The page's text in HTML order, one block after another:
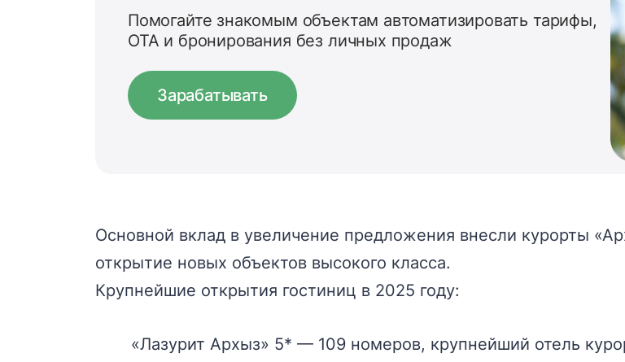
Помогайте знакомым объектам автоматизировать тарифы,
OTA и бронирования без личных продаж
Зарабатывать
Основной вклад в увеличение предложения внесли курорты
открытие новых объектов высокого класса.
Крупнейшие открытия гостиниц в 2025 году:
«Лазурит Архыз» 5* — 109 номеров, крупнейший отель